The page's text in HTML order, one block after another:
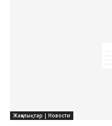
Жаңалықтар | Новости